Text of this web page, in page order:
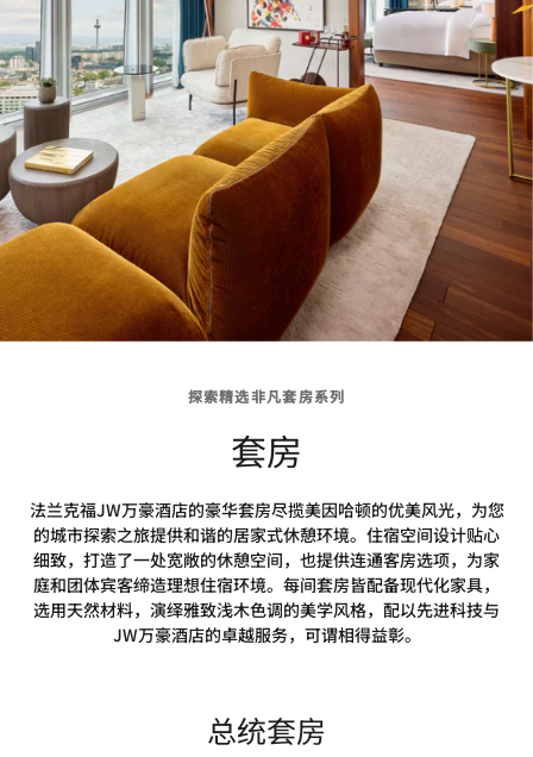
探索精选非凡套房系列
套房
法兰克福JW万豪酒店的豪华套房尽揽美因哈顿的优美风光，为您
的城市探索之旅提供和谐的居家式休憩环境。住宿空间设计贴心
细致，打造了一处宽敞的休憩空间，也提供连通客房选项，为家
庭和团体宾客缔造理想住宿环境。每间套房皆配备现代化家具，
选用天然材料，演绎雅致浅木色调的美学风格，配以先进科技与
JW万豪酒店的卓越服务，可谓相得益彰。
总统套房